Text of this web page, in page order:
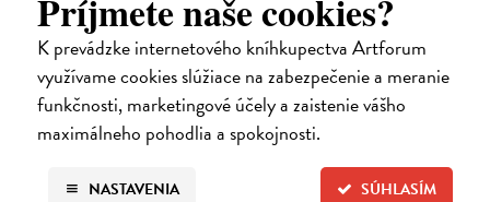
Príjmete naše cookies?
K prevádzke internetového kníhkupectva Artforum
využívame cookies slúžiace na zabezpečenie a meranie
funkčnosti, marketingové účely a zaistenie vášho
maximálneho pohodlia a spokojnosti.
SÚHLASÍM
NASTAVENIA